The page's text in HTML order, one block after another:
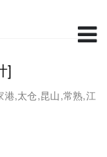
]
,太仓,昆山,常熟,江